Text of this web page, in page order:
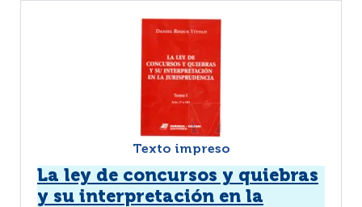
Texto impreso
La ley de concursos y quiebras
y su interpretación en la